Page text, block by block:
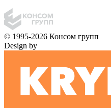
© 1995-2026 Консом групп
Design by